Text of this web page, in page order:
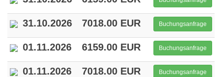
31.10.2026 7018.00 EUR Buchungsanfrage
01.11.2026 6159.00 EUR Buchungsanfrage
01.11.2026 7018.00 EUR Buchungsanfrage